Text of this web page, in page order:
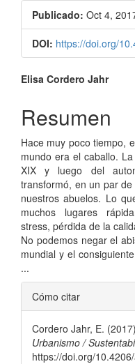
Publicado: Oct 4,
DOI: https://doi.org/
Contenido
principal
del
artículo
Elisa Cordero Jahr
Resumen
Hace muy poco tiempo,
mundo era el caballo.
XIX y luego del
transformó, en un par
nuestros abuelos. Lo
muchos lugares
stress, pérdida de la
No podemos negar el
mundial y el
...
Detalles
del
artículo
Cómo citar
Cordero Jahr, E.
Urbanismo /
https://doi.org/